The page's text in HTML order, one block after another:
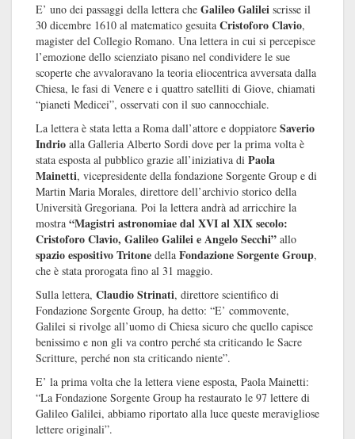
E’ uno dei passaggi della lettera che Galileo Galilei scrisse il
30 dicembre 1610 al matematico gesuita Cristoforo Clavio,
magister del Collegio Romano. Una lettera in cui si percepisce
l’emozione dello scienziato pisano nel condividere le sue
scoperte che avvaloravano la teoria eliocentrica avversata dalla
Chiesa, le fasi di Venere e i quattro satelliti di Giove, chiamati
“pianeti Medicei”, osservati con il suo cannocchiale.
La lettera è stata letta a Roma dall’attore e doppiatore Saverio
Indrio alla Galleria Alberto Sordi dove per la prima volta è
stata esposta al pubblico grazie all’iniziativa di Paola
Mainetti, vicepresidente della fondazione Sorgente Group e di
Martin Maria Morales, direttore dell’archivio storico della
Università Gregoriana. Poi la lettera andrà ad arricchire la
mostra “Magistri astronomiae dal XVI al XIX secolo:
Cristoforo Clavio, Galileo Galilei e Angelo Secchi” allo
spazio espositivo Tritone della Fondazione Sorgente Group,
che è stata prorogata fino al 31 maggio.
Sulla lettera, Claudio Strinati, direttore scientifico di
Fondazione Sorgente Group, ha detto: “E’ commovente,
Galilei si rivolge all’uomo di Chiesa sicuro che quello capisce
benissimo e non gli va contro perché sta criticando le Sacre
Scritture, perché non sta criticando niente”.
E’ la prima volta che la lettera viene esposta, Paola Mainetti:
“La Fondazione Sorgente Group ha restaurato le 97 lettere di
Galileo Galilei, abbiamo riportato alla luce queste meravigliose
lettere originali”.